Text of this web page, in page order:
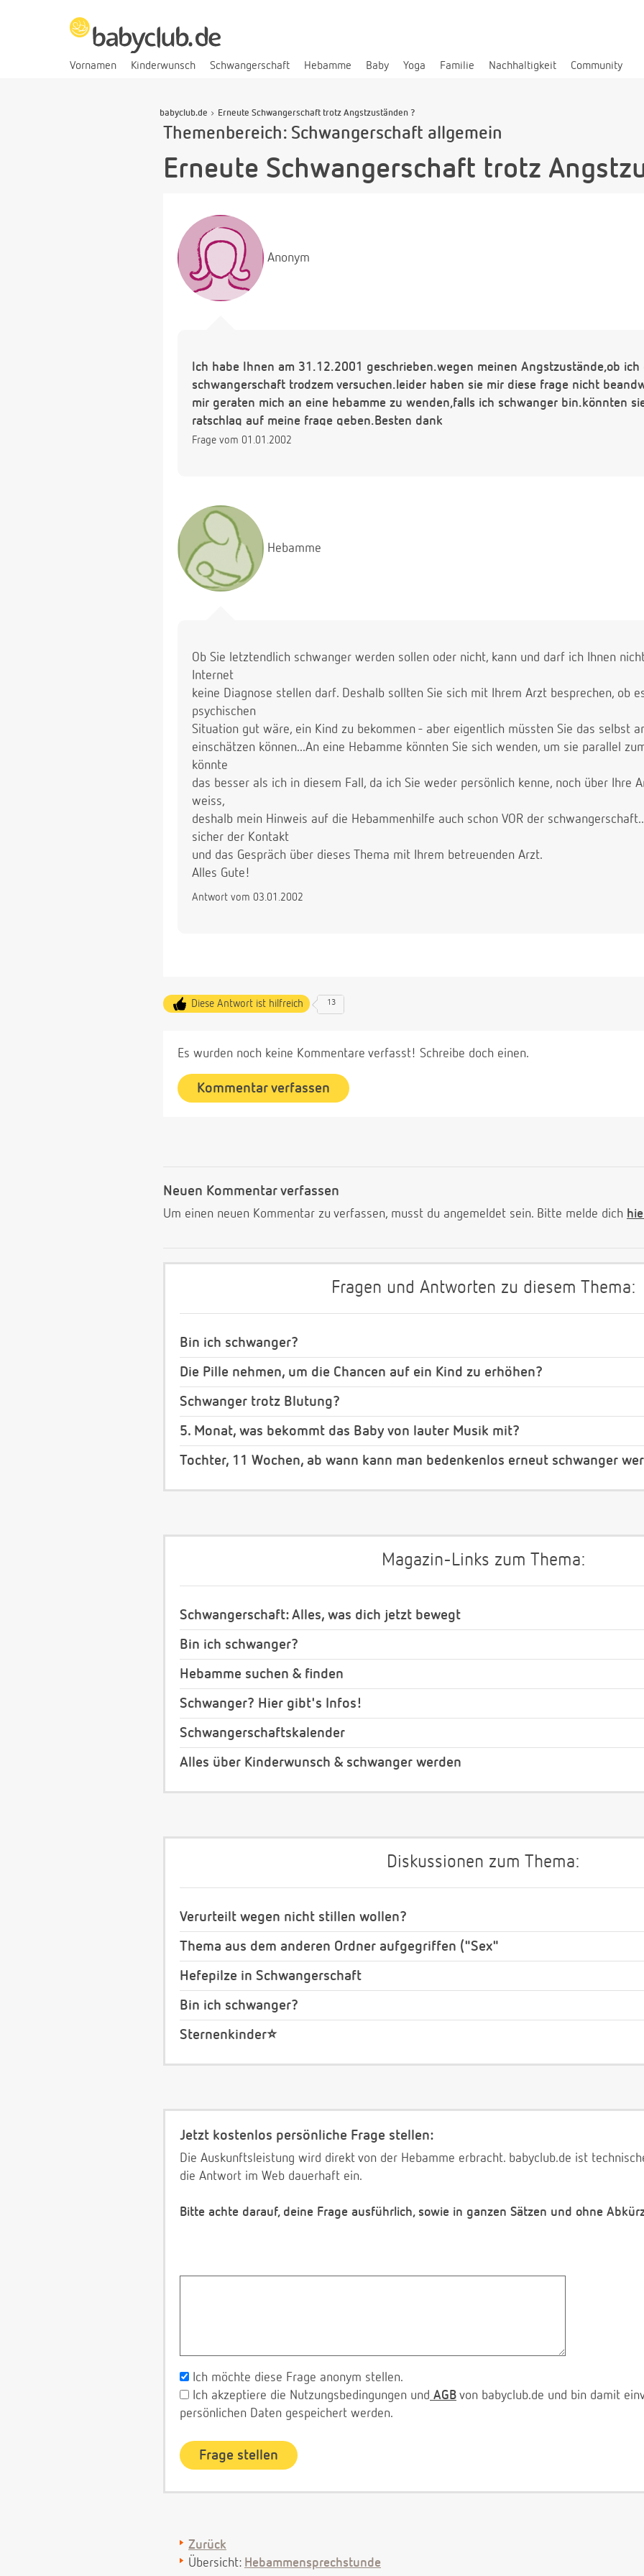
Vornamen Kinderwunsch Schwangerschaft Hebamme Baby Yoga Familie Nachhaltigkeit Community
babyclub.de Erneute Schwangerschaft trotz Angstzuständen ?
Themenbereich: Schwangerschaft allgemein
Erneute Schwangerschaft trotz
Anonym
Ich habe Ihnen am 31.12.2001 geschrieben.wegen meinen Angstzustände,ob ich
schwangerschaft trodzem versuchen.leider haben sie mir diese frage nicht
mir geraten mich an eine hebamme zu wenden,falls ich schwanger bin.könnten
ratschlag auf meine frage geben.Besten dank
Frage vom 01.01.2002
Hebamme
Ob Sie letztendlich schwanger werden sollen oder nicht, kann und darf ich Ihnen
Internet
keine Diagnose stellen darf. Deshalb sollten Sie sich mit Ihrem Arzt besprechen, ob
psychischen
Situation gut wäre, ein Kind zu bekommen - aber eigentlich müssten Sie das selbst
einschätzen können...An eine Hebamme könnten Sie sich wenden, um sie parallel
könnte
das besser als ich in diesem Fall, da ich Sie weder persönlich kenne, noch über Ihre
weiss,
deshalb mein Hinweis auf die Hebammenhilfe auch schon VOR der
sicher der Kontakt
und das Gespräch über dieses Thema mit Ihrem betreuenden Arzt.
Alles Gute!
Antwort vom 03.01.2002
Diese Antwort ist hilfreich 13
Es wurden noch keine Kommentare verfasst! Schreibe doch einen.
Kommentar verfassen
Neuen Kommentar verfassen
Um einen neuen Kommentar zu verfassen, musst du angemeldet sein. Bitte melde dich
Fragen und Antworten zu diesem Thema:
Bin ich schwanger?
Die Pille nehmen, um die Chancen auf ein Kind zu erhöhen?
Schwanger trotz Blutung?
5. Monat, was bekommt das Baby von lauter Musik mit?
Tochter, 11 Wochen, ab wann kann man bedenkenlos erneut schwanger
Magazin-Links zum Thema:
Schwangerschaft: Alles, was dich jetzt bewegt
Bin ich schwanger?
Hebamme suchen & finden
Schwanger? Hier gibt's Infos!
Schwangerschaftskalender
Alles über Kinderwunsch & schwanger werden
Diskussionen zum Thema:
Verurteilt wegen nicht stillen wollen?
Thema aus dem anderen Ordner aufgegriffen ("Sex"
Hefepilze in Schwangerschaft
Bin ich schwanger?
Sternenkinder⭐️
Jetzt kostenlos persönliche Frage stellen:
Die Auskunftsleistung wird direkt von der Hebamme erbracht. babyclub.de ist
die Antwort im Web dauerhaft ein.
Bitte achte darauf, deine Frage ausführlich, sowie in ganzen Sätzen und ohne
Ich möchte diese Frage anonym stellen.
Ich akzeptiere die Nutzungsbedingungen und AGB von babyclub.de und bin damit
persönlichen Daten gespeichert werden.
Zurück
Übersicht: Hebammensprechstunde